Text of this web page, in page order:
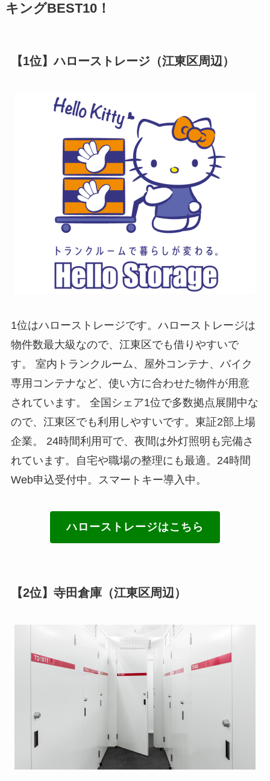
キングBEST10！
【1位】ハローストレージ（江東区周辺）
1位はハローストレージです。ハローストレージは
物件数最大級なので、江東区でも借りやすいで
す。 室内トランクルーム、屋外コンテナ、バイク
専用コンテナなど、使い方に合わせた物件が用意
されています。 全国シェア1位で多数拠点展開中な
ので、江東区でも利用しやすいです。東証2部上場
企業。 24時間利用可で、夜間は外灯照明も完備さ
れています。自宅や職場の整理にも最適。24時間
Web申込受付中。スマートキー導入中。
ハローストレージはこちら
【2位】寺田倉庫（江東区周辺）